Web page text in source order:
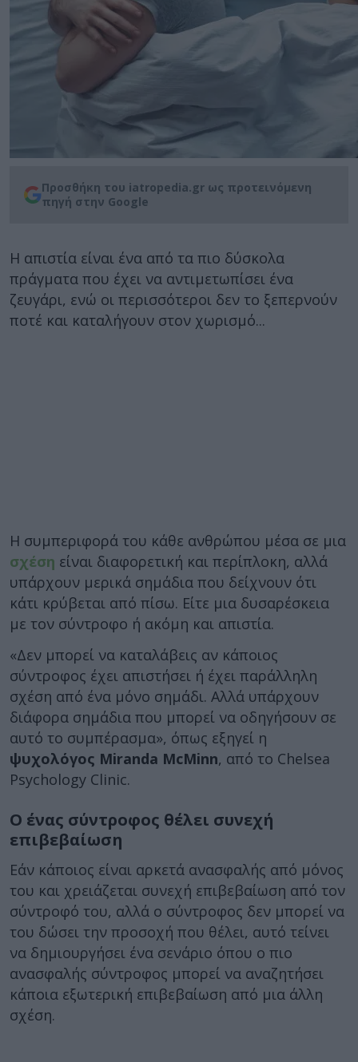
Προσθήκη του iatropedia.gr ως προτεινόμενη
πηγή στην Google
Η απιστία είναι ένα από τα πιο δύσκολα
πράγματα που έχει να αντιμετωπίσει ένα
ζευγάρι, ενώ οι περισσότεροι δεν το ξεπερνούν
ποτέ και καταλήγουν στον χωρισμό...
Η συμπεριφορά του κάθε ανθρώπου μέσα σε μια
σχέση είναι διαφορετική και περίπλοκη, αλλά
υπάρχουν μερικά σημάδια που δείχνουν ότι
κάτι κρύβεται από πίσω. Είτε μια δυσαρέσκεια
με τον σύντροφο ή ακόμη και απιστία.
«Δεν μπορεί να καταλάβεις αν κάποιος
σύντροφος έχει απιστήσει ή έχει παράλληλη
σχέση από ένα μόνο σημάδι. Αλλά υπάρχουν
διάφορα σημάδια που μπορεί να οδηγήσουν σε
αυτό το συμπέρασμα», όπως εξηγεί η
ψυχολόγος Miranda McMinn, από το Chelsea
Psychology Clinic.
Ο ένας σύντροφος θέλει συνεχή
επιβεβαίωση
Εάν κάποιος είναι αρκετά ανασφαλής από μόνος
του και χρειάζεται συνεχή επιβεβαίωση από τον
σύντροφό του, αλλά ο σύντροφος δεν μπορεί να
του δώσει την προσοχή που θέλει, αυτό τείνει
να δημιουργήσει ένα σενάριο όπου ο πιο
ανασφαλής σύντροφος μπορεί να αναζητήσει
κάποια εξωτερική επιβεβαίωση από μια άλλη
σχέση.